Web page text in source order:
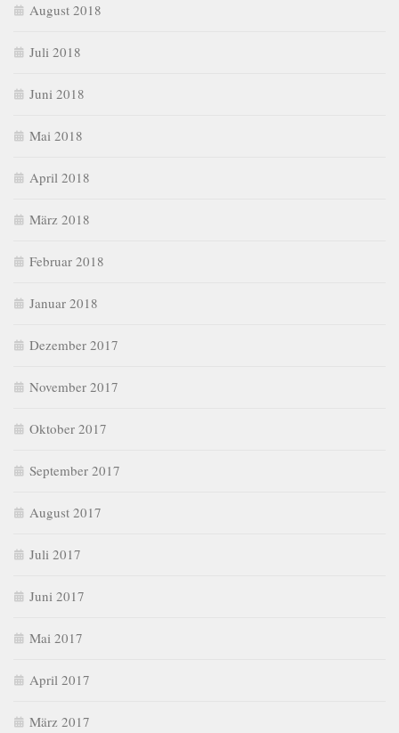
August 2018
Juli 2018
Juni 2018
Mai 2018
April 2018
März 2018
Februar 2018
Januar 2018
Dezember 2017
November 2017
Oktober 2017
September 2017
August 2017
Juli 2017
Juni 2017
Mai 2017
April 2017
März 2017